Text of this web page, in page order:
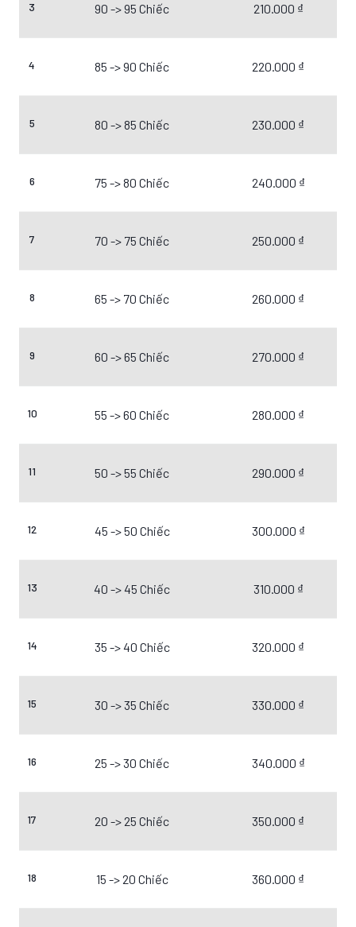
3 90 -> 95 Chiếc 210.000 ₫
4 85 -> 90 Chiếc 220.000 ₫
5 80 -> 85 Chiếc 230.000 ₫
6 75 -> 80 Chiếc 240.000 ₫
7 70 -> 75 Chiếc 250.000 ₫
8 65 -> 70 Chiếc 260.000 ₫
9 60 -> 65 Chiếc 270.000 ₫
10 55 -> 60 Chiếc 280.000 ₫
11 50 -> 55 Chiếc 290.000 ₫
12 45 -> 50 Chiếc 300.000 ₫
13 40 -> 45 Chiếc 310.000 ₫
14 35 -> 40 Chiếc 320.000 ₫
15 30 -> 35 Chiếc 330.000 ₫
16 25 -> 30 Chiếc 340.000 ₫
17 20 -> 25 Chiếc 350.000 ₫
18 15 -> 20 Chiếc 360.000 ₫